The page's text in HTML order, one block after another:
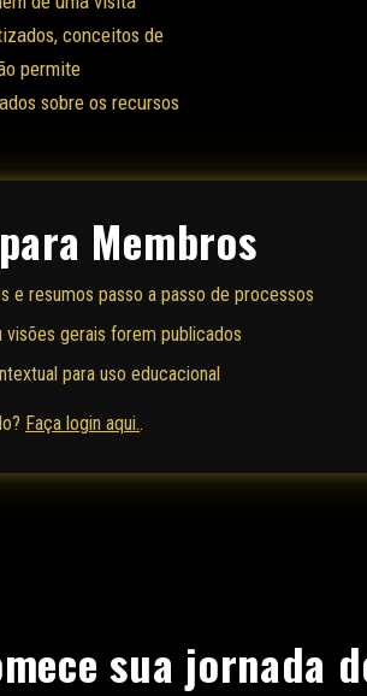
conceitos de
permite
sobre os recursos
Membros
e resumos passo a passo de processos
visões gerais forem publicados
para uso educacional
Faça login aqui..
sua jornada